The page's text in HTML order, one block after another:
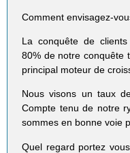
Comment envisagez-
La conquête de
80% de notre conquête
principal moteur de
Nous visons un taux
Compte tenu de notre
sommes en bonne voie
Quel regard portez